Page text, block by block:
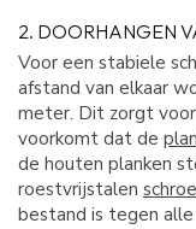
2. DOORHANGEN
Voor een stabiele
afstand van elkaar
meter. Dit zorgt
voorkomt dat de
de houten planken
roestvrijstalen
bestand is tegen